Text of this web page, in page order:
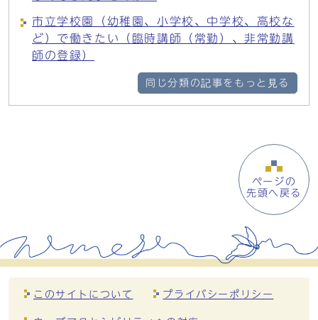
市立学校園（幼稚園、小学校、中学校、高校な
ど）で働きたい（臨時講師（常勤）、非常勤講
師の登録）
同じ分類の記事をもっと見る
ページの
先頭へ戻る
このサイトについて プライバシーポリシー